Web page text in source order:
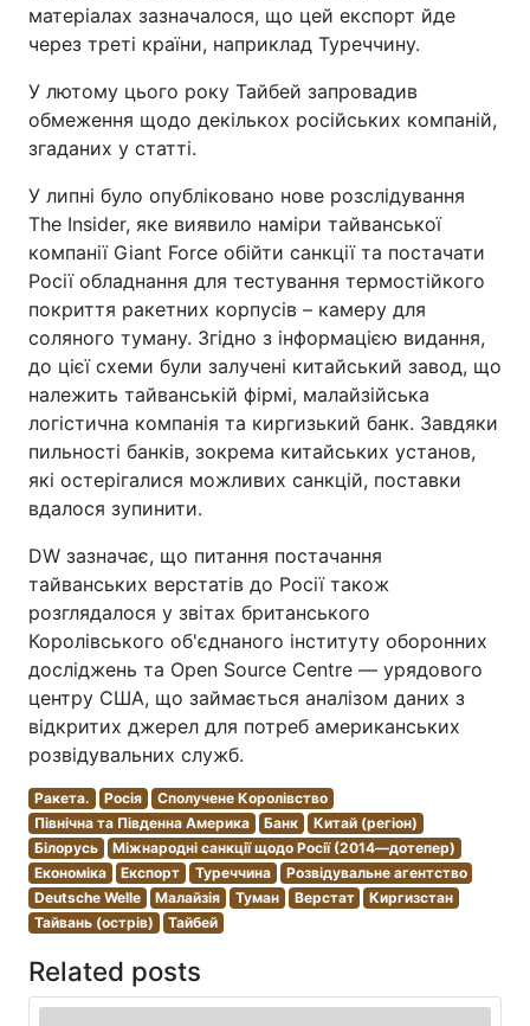
матеріалах зазначалося, що цей експорт йде
через треті країни, наприклад Туреччину.
У лютому цього року Тайбей запровадив
обмеження щодо декількох російських компаній,
згаданих у статті.
У липні було опубліковано нове розслідування
The Insider, яке виявило наміри тайванської
компанії Giant Force обійти санкції та постачати
Росії обладнання для тестування термостійкого
покриття ракетних корпусів – камеру для
соляного туману. Згідно з інформацією видання,
до цієї схеми були залучені китайський завод, що
належить тайванській фірмі, малайзійська
логістична компанія та киргизький банк. Завдяки
пильності банків, зокрема китайських установ,
які остерігалися можливих санкцій, поставки
вдалося зупинити.
DW зазначає, що питання постачання
тайванських верстатів до Росії також
розглядалося у звітах британського
Королівського об'єднаного інституту оборонних
досліджень та Open Source Centre — урядового
центру США, що займається аналізом даних з
відкритих джерел для потреб американських
розвідувальних служб.
Ракета. Росія
Сполучене Королівство
Північна та Південна Америка
Банк
Китай (регіон)
Білорусь
Міжнародні санкції щодо Росії (2014—дотепер)
Економіка
Експорт Туреччина
Розвідувальне агентство
Deutsche Welle
Малайзія Туман Верстат
Киргизстан
Тайвань (острів)
Тайбей
Related posts